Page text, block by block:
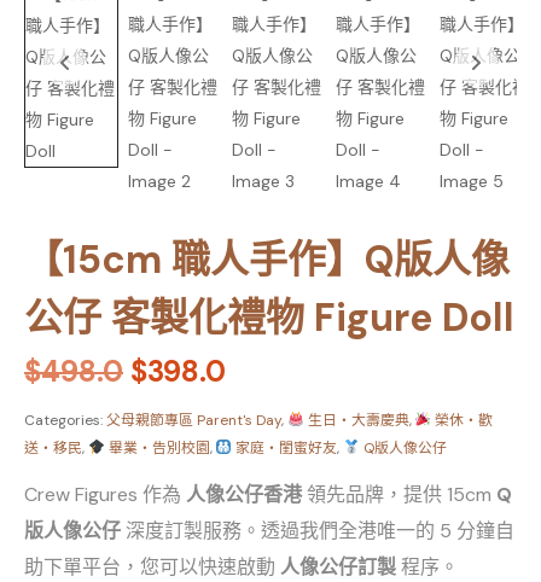
【15cm 職人手作】Q版人像
公仔 客製化禮物 Figure Doll
$498.0 $398.0
Categories: 父母親節專區 Parent's Day, 生日・大壽慶典,
榮休・歡
送・移民, 畢業・告別校園, 家庭・閨蜜好友, Q版人像公仔
Crew Figures 作為 人像公仔香港領先品牌，提供 15cm Q
版人像公仔 深度訂製服務。透過我們全港唯一的 5 分鐘自
助下單平台，您可以快速啟動 人像公仔訂製程序。